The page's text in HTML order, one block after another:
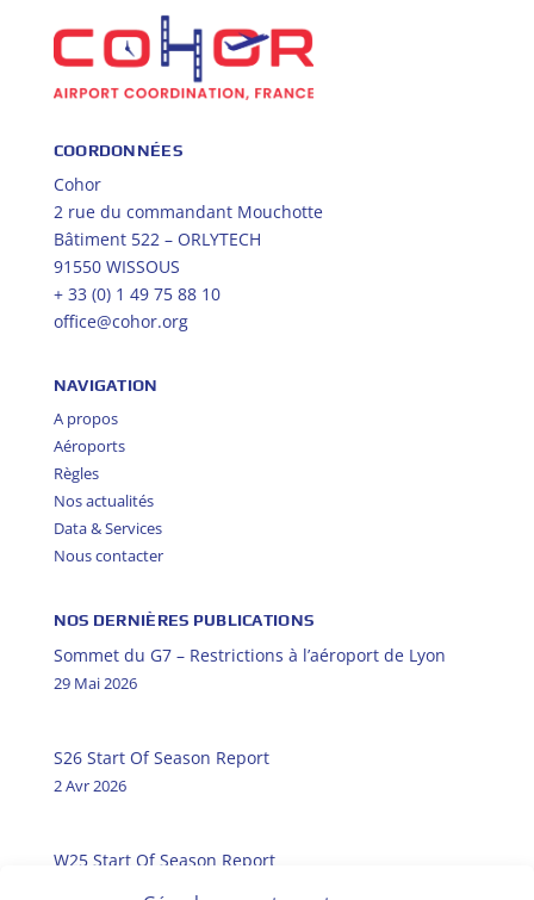
Recevoir une alerte mail lorsqu’un nouvel article est
COORDONNÉES
Cohor
2 rue du commandant Mouchotte
Bâtiment 522 – ORLYTECH
91550 WISSOUS
+ 33 (0) 1 49 75 88 10
office@cohor.org
NAVIGATION
A propos
Aéroports
Règles
Nos actualités
Data & Services
Nous contacter
NOS DERNIÈRES PUBLICATIONS
Sommet du G7 – Restrictions à l’aéroport de Lyon
29 Mai 2026
S26 Start Of Season Report
2 Avr 2026
W25 Start Of Season Report